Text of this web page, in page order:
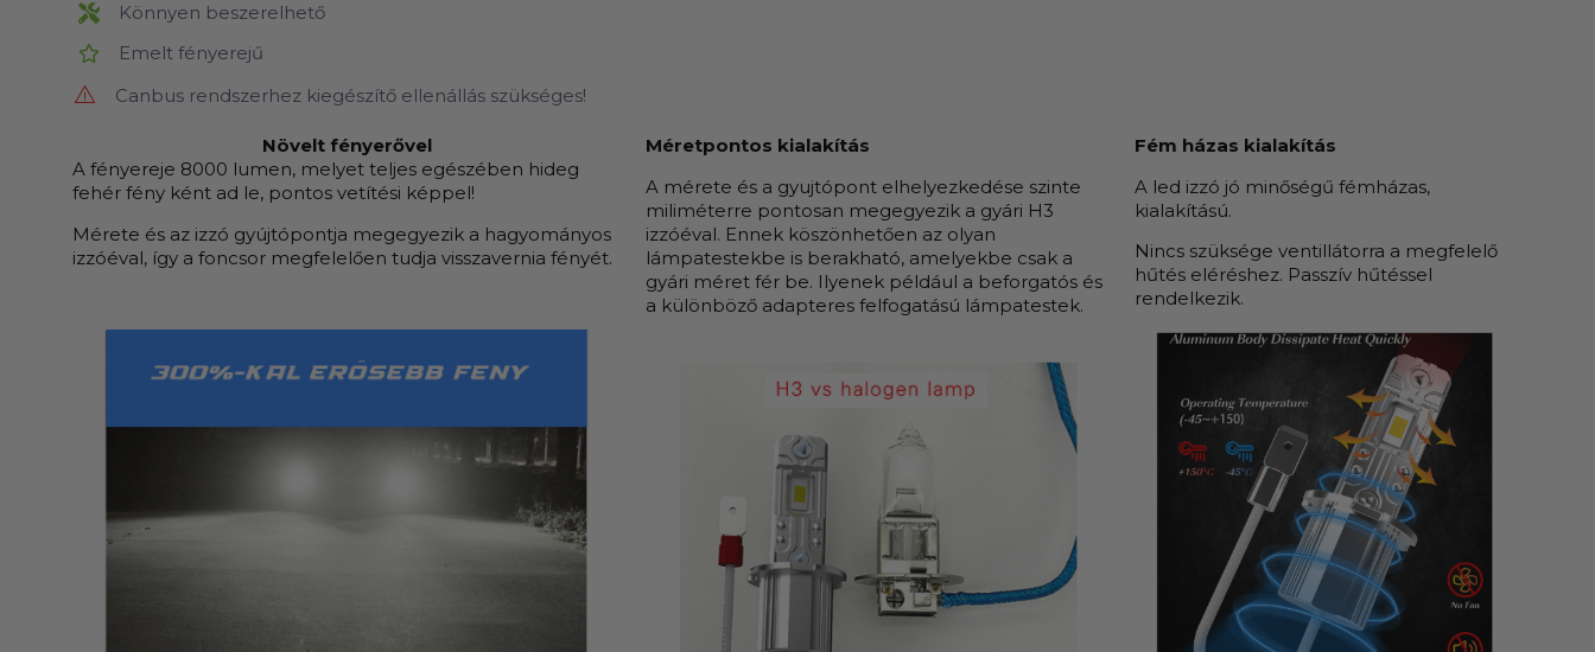
Könnyen beszerelhető
Emelt fényerejű
Canbus rendszerhez kiegészítő ellenállás szükséges!
Növelt fényerővel
A fényereje 8000 lumen, melyet teljes egészében hideg
fehér fény ként ad le, pontos vetítési képpel!
Mérete és az izzó gyújtópontja megegyezik a hagyományos
izzóéval, így a foncsor megfelelően tudja visszavernia fényét.
Méretpontos kialakítás
A mérete és a gyujtópont elhelyezkedése szinte
miliméterre pontosan megegyezik a gyári H3
izzóéval. Ennek köszönhetően az olyan
lámpatestekbe is berakható, amelyekbe csak a
gyári méret fér be. Ilyenek például a beforgatós és
a különböző adapteres felfogatású lámpatestek.
Fém házas kialakítás
A led izzó jó minőségű fémházas,
kialakítású.
Nincs szüksége ventillátorra a megfelelő
hűtés eléréshez. Passzív hűtéssel
rendelkezik.